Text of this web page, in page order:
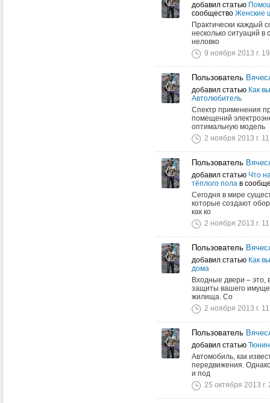
добавил статью
сообщество Женские
Практически каждый
несколько ситуаций в
неловко
9 ноября 2013 г.
Пользователь
добавил статью Как
Автолюбитель
Спектр применения
помещений
оптимальную модель
2 ноября 2013 г.
Пользователь
добавил статью Что
тёплого пола в
Сегодня в мире
которые создают
как ко
2 ноября 2013 г.
Пользователь
добавил статью Как
дома
Входные двери – это,
защиты вашего
жилища. Со
2 ноября 2013 г.
Пользователь
добавил статью
Автомобиль, как
передвижения.
и под
25 октября 2013 г.